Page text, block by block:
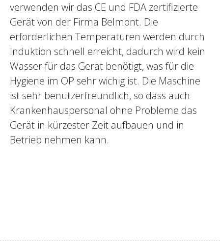
verwenden wir das CE und FDA zertifizierte
Gerät von der Firma Belmont. Die
erforderlichen Temperaturen werden durch
Induktion schnell erreicht, dadurch wird kein
Wasser für das Gerät benötigt, was für die
Hygiene im OP sehr wichig ist. Die Maschine
ist sehr benutzerfreundlich, so dass auch
Krankenhauspersonal ohne Probleme das
Gerät in kürzester Zeit aufbauen und in
Betrieb nehmen kann.